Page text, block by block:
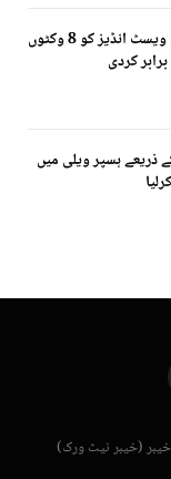
پاکستان نے دوسرا ٹیسٹ میں ویسٹ انڈیز کو 8 وکٹوں
کردی
ذریعے ہسپر ویلی میں